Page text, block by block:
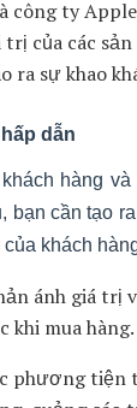
hàng, bạn
phù hợp để
họ đã sử
ra các sản
dùng.
sản phẩm